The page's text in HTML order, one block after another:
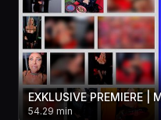
54.29 min